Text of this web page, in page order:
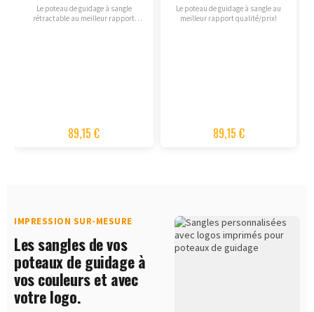
Le poteau de guidage à sangle
rétractable au meilleur rapport
89,15 €
Le poteau de guidage à sangle au
meilleur rapport qualité/prix!
89,15 €
IMPRESSION SUR-MESURE
Les sangles de vos
poteaux de guidage à
vos couleurs et avec
votre logo.